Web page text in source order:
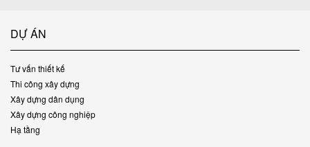
DỰ ÁN
Tư vấn thiết kế
Thi công xây dựng
Xây dựng dân dụng
Xây dựng công nghiệp
Hạ tầng